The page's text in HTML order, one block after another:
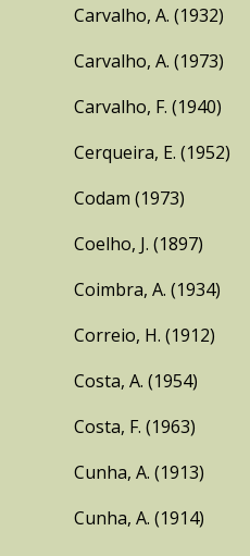
Carvalho, A. (1932)
Carvalho, A. (1973)
Carvalho, F. (1940)
Cerqueira, E. (1952)
Codam (1973)
Coelho, J. (1897)
Coimbra, A. (1934)
Correio, H. (1912)
Costa, A. (1954)
Costa, F. (1963)
Cunha, A. (1913)
Cunha, A. (1914)